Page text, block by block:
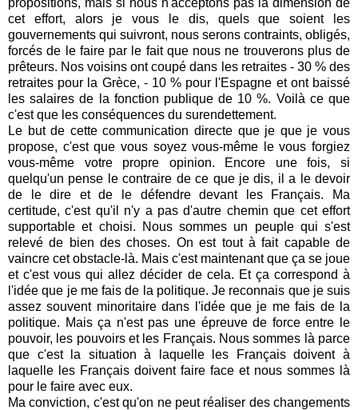
propositions, mais si nous n'acceptons pas la dimension de
cet effort, alors je vous le dis, quels que soient les
gouvernements qui suivront, nous serons contraints, obligés,
forcés de le faire par le fait que nous ne trouverons plus de
prêteurs. Nos voisins ont coupé dans les retraites - 30 % des
retraites pour la Grèce, - 10 % pour l'Espagne et ont baissé
les salaires de la fonction publique de 10 %. Voilà ce que
c'est que les conséquences du surendettement.
Le but de cette communication directe que je que je vous
propose, c'est que vous soyez vous-même le vous forgiez
vous-même votre propre opinion. Encore une fois, si
quelqu'un pense le contraire de ce que je dis, il a le devoir
de le dire et de le défendre devant les Français. Ma
certitude, c'est qu'il n'y a pas d'autre chemin que cet effort
supportable et choisi. Nous sommes un peuple qui s'est
relevé de bien des choses. On est tout à fait capable de
vaincre cet obstacle-là. Mais c'est maintenant que ça se joue
et c'est vous qui allez décider de cela. Et ça correspond à
l'idée que je me fais de la politique. Je reconnais que je suis
assez souvent minoritaire dans l'idée que je me fais de la
politique. Mais ça n'est pas une épreuve de force entre le
pouvoir, les pouvoirs et les Français. Nous sommes là parce
que c'est la situation à laquelle les Français doivent à
laquelle les Français doivent faire face et nous sommes là
pour le faire avec eux.
Ma conviction, c'est qu'on ne peut réaliser des changements